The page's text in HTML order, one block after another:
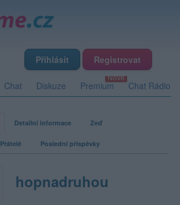
Přihlásit Registrovat
Chat Diskuze Premium Chat Rádio
Detailní informace Zeď
Přátelé Poslední příspěvky
hopnadruhou